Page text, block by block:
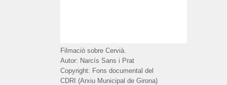
Filmació sobre Cervià.
Autor: Narcís Sans i Prat
Copyright: Fons documental del
CDRI (Arxiu Municipal de Girona)